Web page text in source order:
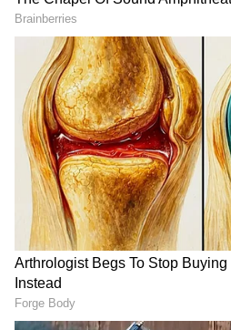
ಬಾಂಗ್ಲಾದೇಶ ಸುಪ್ರೀಂಕೋರ್ಟ್
ಒಬಿದುಲ್ಲಾ ಹಸನ್
ಎಲ್ಲಾ ನ್ಯಾಯಾಧೀಶರನ್ನು
DOWNLOAD APP
ಕರ್ನಾಟಕ, ಭಾರತ (India
ಕ್ಷಣಕ್ಷಣದ ಕನ್ನಡ ಸುದ್ದಿ (
ಅಪ್ಡೇಟ್‌ಗಳಿಗಾಗಿ ಏಷ್ಯಾನೆಟ್
ಮಾಡಿ. ಬ್ರೇಕಿಂಗ್ ಸುದ್ದಿ (
ವಿಶೇಷ ವರದಿಗಳು ಮತ್ತು ನೇರ
kannada news live)
ಕ್ಲಿಕ್‌ನಲ್ಲಿ ಲಭ್ಯ. ಏಷ್ಯಾನೆಟ್
ಆ್ಯಪ್ ಡೌನ್‌ಲೋಡ್ ಮಾಡಿ
ಗಳನ್ನು ಪಡೆಯಿರಿ